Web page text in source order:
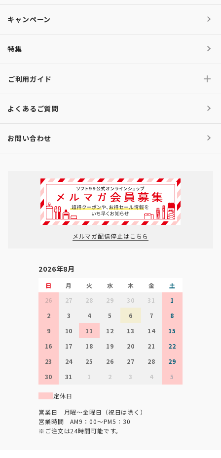
キャンペーン
特集
ご利用ガイド
よくあるご質問
お問い合わせ
メルマガ配信停止はこちら
2026年8月
日 月 火 水 木 金
土
26
27 28 29 30 31
1
2
3 4 5 6 7
8
9
10 11 12 13 14
15
16
17 18 19 20 21
22
23
24 25 26 27 28
29
30
31 1 2 3 4 5
定休日
営業日 月曜～金曜日（祝日は除く）
営業時間 AM9：00～PM5：30
※ご注文は24時間可能です。